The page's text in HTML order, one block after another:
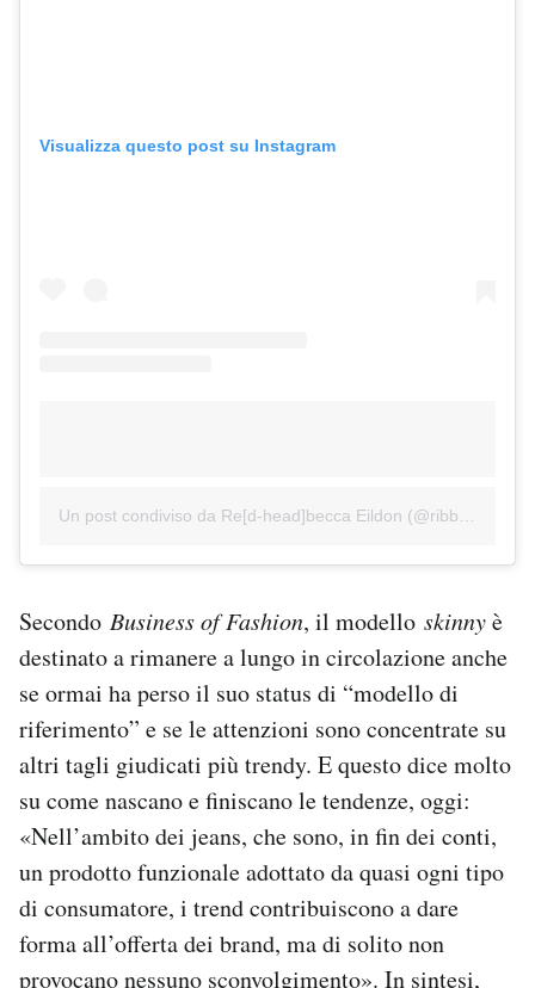
Visualizza questo post su Instagram
Secondo Business of Fashion, il modello skinnyè
destinato a rimanere a lungo in circolazione anche
se ormai ha perso il suo status di “modello di
riferimento” e se le attenzioni sono concentrate su
altri tagli giudicati più trendy. E questo dice molto
su come nascano e finiscano le tendenze, oggi:
«Nell’ambito dei jeans, che sono, in fin dei conti,
un prodotto funzionale adottato da quasi ogni tipo
di consumatore, i trend contribuiscono a dare
forma all’offerta dei brand, ma di solito non
provocano nessuno sconvolgimento». In sintesi,